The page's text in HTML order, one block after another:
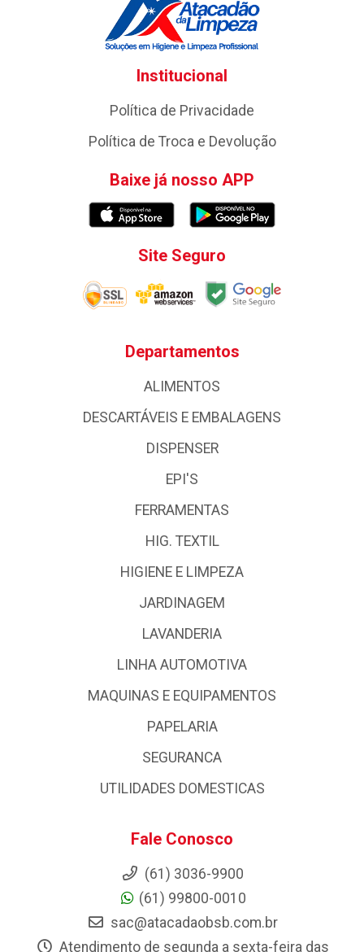
Institucional
Política de Privacidade
Política de Troca e Devolução
Baixe já nosso APP
Site Seguro
Departamentos
ALIMENTOS
DESCARTÁVEIS E EMBALAGENS
DISPENSER
EPI'S
FERRAMENTAS
HIG. TEXTIL
HIGIENE E LIMPEZA
JARDINAGEM
LAVANDERIA
LINHA AUTOMOTIVA
MAQUINAS E EQUIPAMENTOS
PAPELARIA
SEGURANCA
UTILIDADES DOMESTICAS
Fale Conosco
(61) 3036-9900
(61) 99800-0010
sac@atacadaobsb.com.br
Atendimento de segunda a sexta-feira das